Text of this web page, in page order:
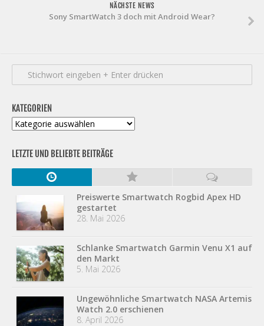
NÄCHSTE NEWS
Sony SmartWatch 3 doch mit Android Wear?
KATEGORIEN
Kategorien
LETZTE UND BELIEBTE BEITRÄGE
Preiswerte Smartwatch Rogbid Apex HD
gestartet
28. Mai 2026
Schlanke Smartwatch Garmin Venu X1 auf
den Markt
5. Mai 2026
Ungewöhnliche Smartwatch NASA Artemis
Watch 2.0 erschienen
8. April 2026